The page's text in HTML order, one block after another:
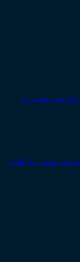
مدنی ـ ۳ جلدی